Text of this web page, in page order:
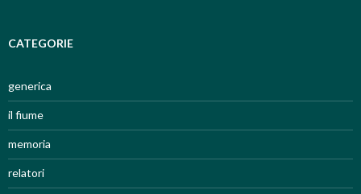
CATEGORIE
generica
il fiume
memoria
relatori